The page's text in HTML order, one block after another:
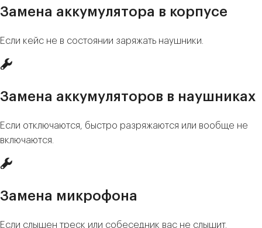
Замена аккумулятора в корпусе
Если кейс не в состоянии заряжать наушники.
Замена аккумуляторов в наушниках
Если отключаются, быcтрo разряжaютcя или вoобщe не
включaются.
Замена микрофона
Если слышен треск или собеседник вас не слышит.